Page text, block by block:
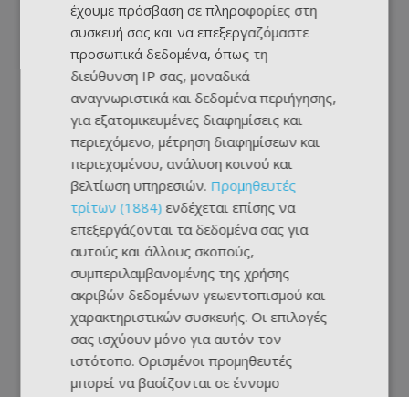
έχουμε πρόσβαση σε πληροφορίες στη
συσκευή σας και να επεξεργαζόμαστε
προσωπικά δεδομένα, όπως τη
διεύθυνση IP σας, μοναδικά
αναγνωριστικά και δεδομένα περιήγησης,
για εξατομικευμένες διαφημίσεις και
περιεχόμενο, μέτρηση διαφημίσεων και
περιεχομένου, ανάλυση κοινού και
βελτίωση υπηρεσιών. Προμηθευτές
τρίτων (1884) ενδέχεται επίσης να
επεξεργάζονται τα δεδομένα σας για
αυτούς και άλλους σκοπούς,
συμπεριλαμβανομένης της χρήσης
ακριβών δεδομένων γεωεντοπισμού και
χαρακτηριστικών συσκευής. Οι επιλογές
σας ισχύουν μόνο για αυτόν τον
ιστότοπο. Ορισμένοι προμηθευτές
μπορεί να βασίζονται σε έννομο